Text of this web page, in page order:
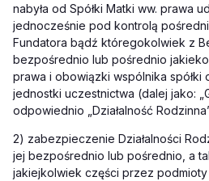
nabyła od Spółki Matki ww. prawa
jednocześnie pod kontrolą
Fundatora bądź któregokolwiek z
bezpośrednio lub pośrednio
prawa i obowiązki wspólnika spółki
jednostki uczestnictwa (dalej jako:
odpowiednio „Działalność
2) zabezpieczenie Działalności
jej bezpośrednio lub pośrednio, a
jakiejkolwiek części przez